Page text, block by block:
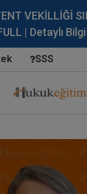
VEKİLLİĞİ
| Detaylı
SSS